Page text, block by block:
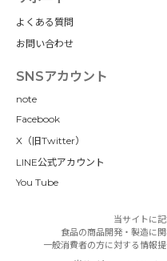
よくある質問
お問い合わせ
SNSアカウント
note
Facebook
X（旧Twitter）
LINE公式アカウント
You Tube
当サイトに
食品の商品開発・製造に
一般消費者の方に対する情報